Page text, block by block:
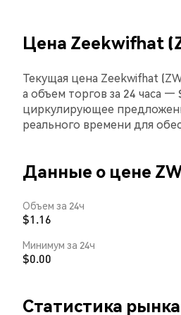
Цена Zeekwifhat
Текущая цена Zeekwifhat
а объем торгов за 24 часа —
циркулирующее
реального времени для
Данные о цене
Объем за 24ч
$1.16
Минимум за 24ч
$0.00
Статистика